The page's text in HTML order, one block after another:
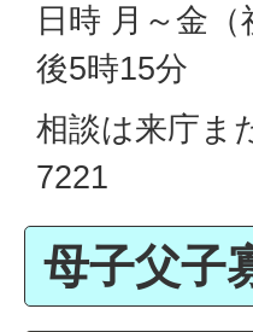
日時 月～金
後5時15分
相談は来庁ま
7221
母子父子